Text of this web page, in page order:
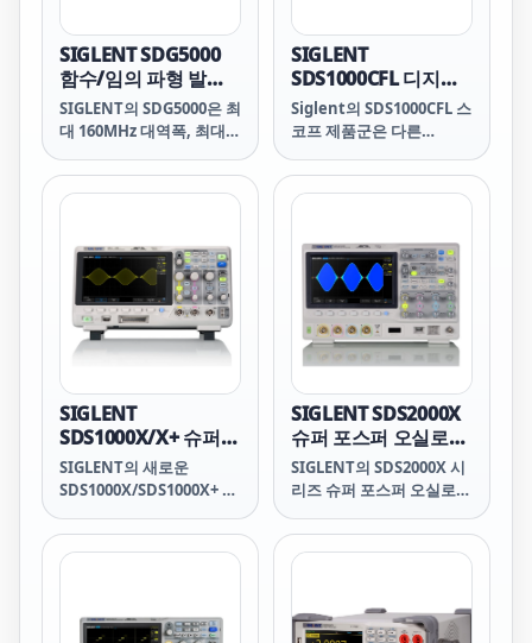
SIGLENT SDG5000
함수/임의 파형 발생
기
SIGLENT의 SDG5000은 최
대 160MHz 대역폭, 최대
그리고 14비트 수직 분해능
을 제공하는 듀얼 채널 펄
즈입니다. 또한 향상된 펄
스 파형을 위한 독자적인
EasyPulse 기술이 적용되
었습니다. 또한, SDG5000
은 섀시 접지에서 최대
42Vpk까지 플로팅
(floating) 가능한 독립적
으로 절연된 출력을 제공합
니다. 이러한 기능을 통해
SDG5000은 다양하고 높은
충실도와 낮은 지터 신호를
제공하여 복잡하고 집약적
인 애플리케이션의 증가하
는 요구 사항을 충족합니
다.
SIGLENT
SDS1000CFL 디지털
스토리지 오실로스코
프
Siglent의 SDS1000CFL 스
코프 제품군은 다른
제품군보다 빠른 샘플링 속
도와 더 높은 대역폭을 제
거 입력 채널을 통해 최대 4
개의 채널과 최대 300MHz
의 대역폭을 제공합니다.
각 입력 채널에 대한 별도
의 수직 컨트롤 세트를 통
해 잘못된 트레이스를 실수
로 수정할 염려가 없습니
다. 다른 2채널 및 4채널 오
실로스코프처럼 채널을 전
환할 필요가 없습니다. 강
력한 트리거링 및 분석 기
능을 통해 파형을 쉽게 캡
처하고 분석하여 테스트 효
율성을 크게 향상시킵니다.
SIGLENT
SDS1000X/X+ 슈퍼포
스퍼 오실로스코프
SIGLENT의 새로운
SDS1000X/SDS1000X+ 시
코프는 100MHz와
200MHz의 두 가지 대역폭
코드 길이는 14Mpts입니
SIGLENT SDS2000X
슈퍼 포스퍼 오실로스
코프
SIGLENT의 SDS2000X 시
리즈 슈퍼 포스퍼 오실로스
300MHz 대역폭, 최대
2GSa/s 샘플링 속도, 최대
공됩니다. 사용자 친화적인
원버튼 디자인을 통해 가장